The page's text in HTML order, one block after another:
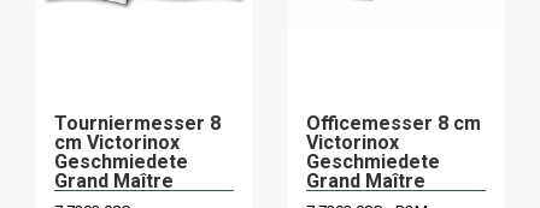
Tourniermesser 8
cm Victorinox
Geschmiedete
Grand Maître
Officemesser 8 cm
Victorinox
Geschmiedete
Grand Maître